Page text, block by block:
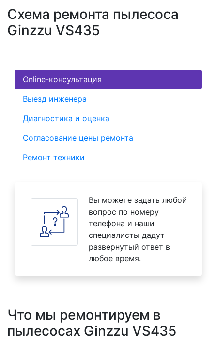
Схема ремонта пылесоса
Ginzzu VS435
Online-консультация
Выезд инженера
Диагностика и оценка
Согласование цены ремонта
Ремонт техники
Вы можете задать любой
вопрос по номеру
телефона и наши
специалисты дадут
развернутый ответ в
любое время.
Что мы ремонтируем в
пылесосах Ginzzu VS435